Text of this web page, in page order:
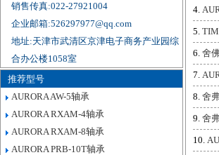
销售传真:022-27921004
企业邮箱:526297977@qq.com
地址:天津市武清区京津电子商务产业园综
合办公楼1058室
推荐型号
AURORA AW-5轴承
AURORA RXAM-4轴承
AURORA RXAM-8轴承
AURORA PRB-10T轴承
舍
舍
舍